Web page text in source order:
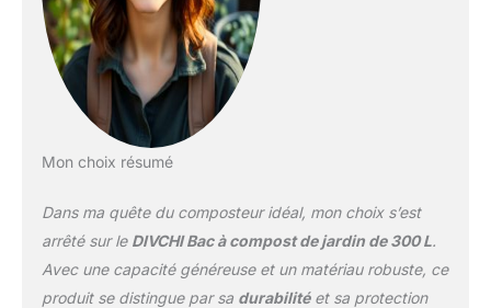
Mon choix résumé
Dans ma quête du composteur idéal, mon choix s’est
arrêté sur le DIVCHI Bac à compost de jardin de 300 L.
Avec une capacité généreuse et un matériau robuste, ce
produit se distingue par sa durabilitéet sa protection